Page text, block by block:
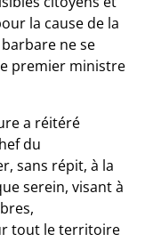
la cause de la
ne se
premier ministre
a réitéré
du
sans répit, à la
serein, visant à
tout le territoire